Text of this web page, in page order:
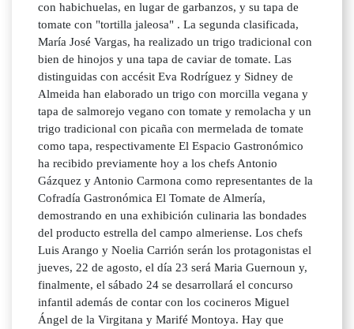
con habichuelas, en lugar de garbanzos, y su tapa de
tomate con "tortilla jaleosa" . La segunda clasificada,
María José Vargas, ha realizado un trigo tradicional con
bien de hinojos y una tapa de caviar de tomate. Las
distinguidas con accésit Eva Rodríguez y Sidney de
Almeida han elaborado un trigo con morcilla vegana y
tapa de salmorejo vegano con tomate y remolacha y un
trigo tradicional con picaña con mermelada de tomate
como tapa, respectivamente El Espacio Gastronómico
ha recibido previamente hoy a los chefs Antonio
Gázquez y Antonio Carmona como representantes de la
Cofradía Gastronómica El Tomate de Almería,
demostrando en una exhibición culinaria las bondades
del producto estrella del campo almeriense. Los chefs
Luis Arango y Noelia Carrión serán los protagonistas el
jueves, 22 de agosto, el día 23 será Maria Guernoun y,
finalmente, el sábado 24 se desarrollará el concurso
infantil además de contar con los cocineros Miguel
Ángel de la Virgitana y Marifé Montoya. Hay que